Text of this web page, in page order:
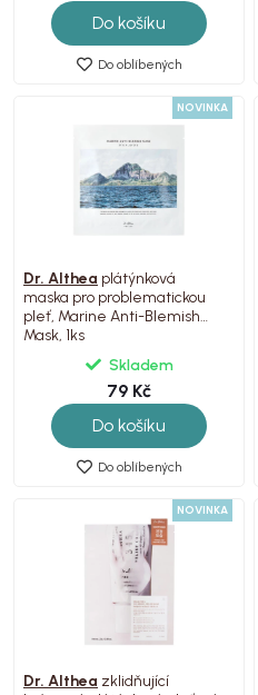
Do košíku
Do oblíbených
NOVINKA
Dr. Althea plátýnková
maska pro problematickou
pleť, Marine Anti-Blemish
Mask, 1ks
Skladem
79 Kč
Do košíku
Do oblíbených
NOVINKA
Dr. Althea zklidňující